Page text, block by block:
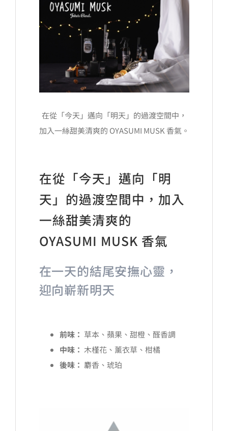
在從「今天」邁向「明天」的過渡空間中，
加入一絲甜美清爽的 OYASUMI MUSK 香氣。
在從「今天」邁向「明
天」的過渡空間中，加入
一絲甜美清爽的
OYASUMI MUSK 香氣
在一天的結尾安撫心靈，
迎向嶄新明天
前味： 草本、蘋果、甜橙、醛香調
中味： 木槿花、薰衣草、柑橘
後味： 麝香、琥珀